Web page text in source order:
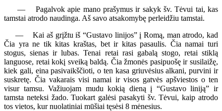
— Pagalvok apie mano prašymus ir sakyk šv. Tėvui tai, kas
tamstai atrodo naudinga. Aš savo atsakomybę perleidžiu tamstai.
— Kai aš grįžtu iš “Gustavo linijos” į Romą, man atrodo, kad
Čia yra ne tik kitas kraštas, bet ir kitas pasaulis. Čia namai turi
stogus, sienas ir lubas. Tenai retai rasi gabalą stogo, retai stiklą
languose, retai kokį sveiką baldą. Čia žmonės pasipuošę ir susilaižę,
kiek gali, eina pasivaikščioti, o ten kasa griuvėsius alkani, purvini ir
suskretę. Čia vakarais visi namai ir visos gatvės apšviestos o ten
visur tamsu. Važiuojam mudu kokią dieną į “Gustavo liniją” ir
tamsta neteksi žado. Tuokart galėsi pasakyti šv. Tėvui, kaip atrodo
tos vietos, kur nuolatiniai mūšiai tęsėsi 8 mėnesius.